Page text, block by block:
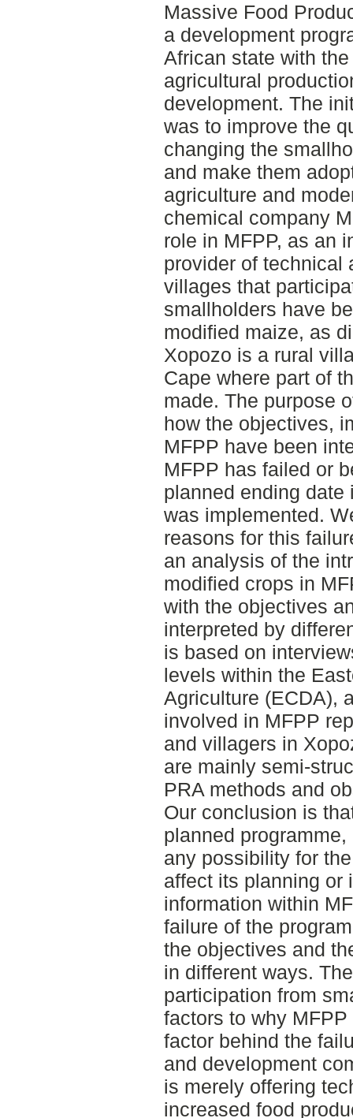
Massive Food
a development
African state with
agricultural
development. The
was to improve the
changing the
and make them
agriculture and
chemical company
role in MFPP, as an
provider of technical
villages that
smallholders have
modified maize, as
Xopozo is a rural
Cape where part of
made. The purpose
how the objectives,
MFPP have been
MFPP has failed or
planned ending
was implemented.
reasons for this
an analysis of the
modified crops in
with the objectives
interpreted by
is based on
levels within the
Agriculture (ECDA),
involved in MFPP
and villagers in
are mainly semi-
PRA methods and
Our conclusion is
planned
any possibility for
affect its planning or
information within
failure of the
the objectives and
in different ways.
participation from
factors to why
factor behind the
and development
is merely offering
increased food